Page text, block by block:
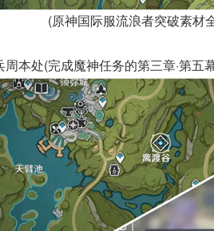
(原神国际服流浪者突破素材
本处(完成魔神任务的第三章·第